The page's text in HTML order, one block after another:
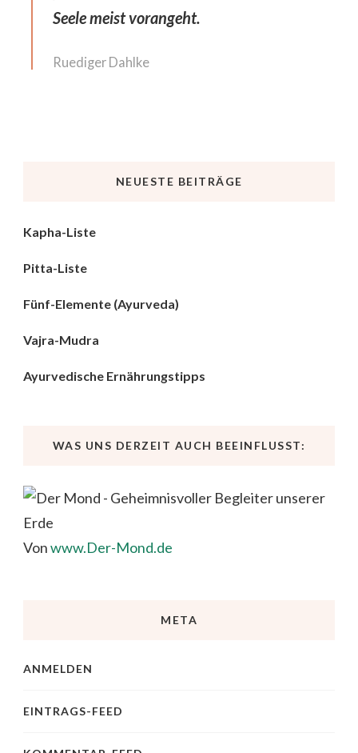
Seele meist vorangeht.
Ruediger Dahlke
NEUESTE BEITRÄGE
Kapha-Liste
Pitta-Liste
Fünf-Elemente (Ayurveda)
Vajra-Mudra
Ayurvedische Ernährungstipps
WAS UNS DERZEIT AUCH BEEINFLUSST:
Vonwww.Der-Mond.de
META
ANMELDEN
EINTRAGS-FEED